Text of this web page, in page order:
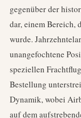
gegenüber der
dar, einem Bereich,
wurde.
unangefochtene
speziellen
Bestellung
Dynamik, wobei
auf dem